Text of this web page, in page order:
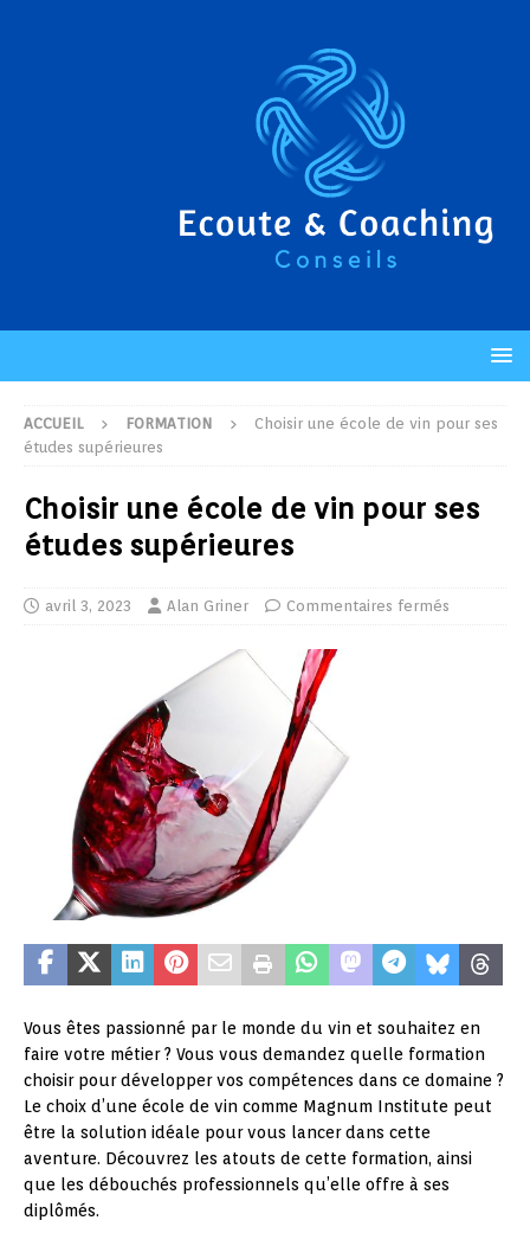
ACCUEIL FORMATION
Choisir une école de vin pour ses
études supérieures
Choisir une école de vin pour ses
études supérieures
avril 3, 2023 Alan Griner Commentaires fermés
Vous êtes passionné par le monde du vin et souhaitez en
faire votre métier ? Vous vous demandez quelle formation
choisir pour développer vos compétences dans ce domaine ?
Le choix d’une école de vin comme Magnum Institute peut
être la solution idéale pour vous lancer dans cette
aventure. Découvrez les atouts de cette formation, ainsi
que les débouchés professionnels qu’elle offre à ses
diplômés.